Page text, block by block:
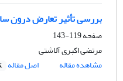
بررسی تأثیر تعارض درون
صفحه119-143
مرتضی اکبری آلاشتی
مشاهده مقاله
اصل مقاله